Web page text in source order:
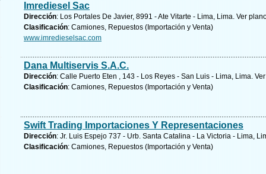
Imrediesel Sac
Dirección: Los Portales De Javier, 8991 - Ate Vitarte - Lima, Lima. Ver
Clasificación: Camiones, Repuestos (Importación y Venta)
www.imredieselsac.com
Dana Multiservis S.A.C.
Dirección: Calle Puerto Eten , 143 - Los Reyes - San Luis - Lima, Lima.
Clasificación: Camiones, Repuestos (Importación y Venta)
Swift Trading Importaciones Y Representaciones
Dirección: Jr. Luis Espejo 737 - Urb. Santa Catalina - La Victoria - Lima,
Clasificación: Camiones, Repuestos (Importación y Venta)